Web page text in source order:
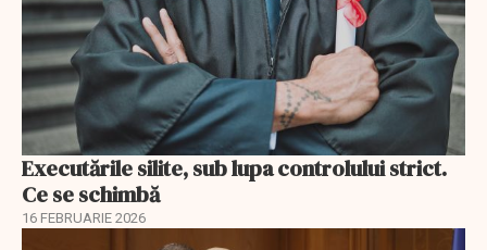
Executările silite, sub lupa controlului strict.
Ce se schimbă
16 FEBRUARIE 2026